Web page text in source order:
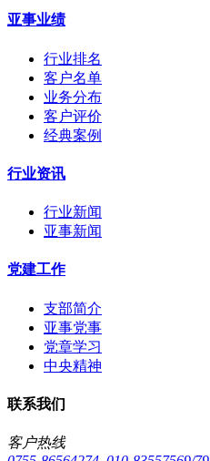
亚事业绩
行业排名
客户名单
业务分布
客户评价
经典案例
行业资讯
行业新闻
亚事新闻
党建工作
支部简介
亚事党事
党章学习
中央精神
联系我们
客户热线